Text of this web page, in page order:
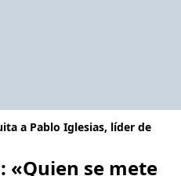
a Pablo Iglesias, líder de
«Quien se mete